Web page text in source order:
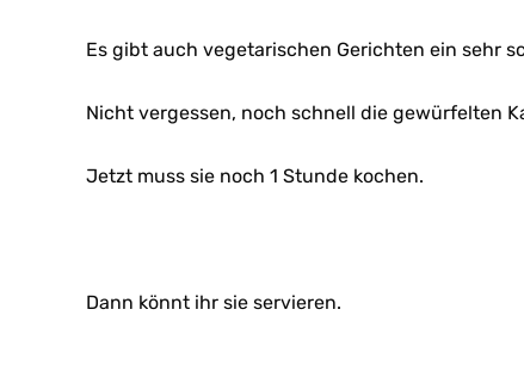
Es gibt auch vegetarischen Gerichten ein sehr
Nicht vergessen, noch schnell die gewürfelten
Jetzt muss sie noch 1 Stunde kochen.
Dann könnt ihr sie servieren.